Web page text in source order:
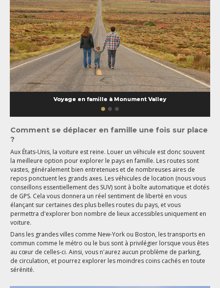
Voyage en famille à Monument Valley
Comment se déplacer en famille une fois sur place
?
Aux États-Unis, la voiture est reine. Louer un véhicule est donc souvent
la meilleure option pour explorer le pays en famille. Les routes sont
vastes, généralement bien entretenues et de nombreuses aires de
repos ponctuent les grands axes. Les véhicules de location (nous vous
conseillons essentiellement des SUV) sont à boîte automatique et dotés
de GPS. Cela vous donnera un réel sentiment de liberté en vous
élançant sur certaines des plus belles routes du pays, et vous
permettra d'explorer bon nombre de lieux accessibles uniquement en
voiture.
Dans les grandes villes comme New-York ou Boston, les transports en
commun comme le métro ou le bus sont à privilégier lorsque vous êtes
au cœur de celles-ci. Ainsi, vous n'aurez aucun problème de parking,
de circulation, et pourrez explorer les moindres coins cachés en toute
sérénité.